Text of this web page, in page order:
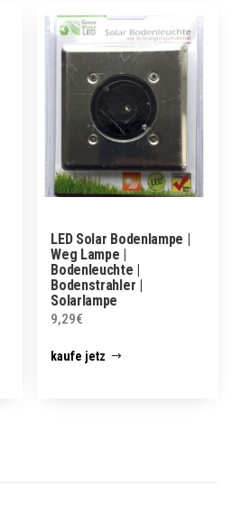
LED Solar Bodenlampe |
Weg Lampe |
Bodenleuchte |
Bodenstrahler |
Solarlampe
9,29€
kaufe jetz